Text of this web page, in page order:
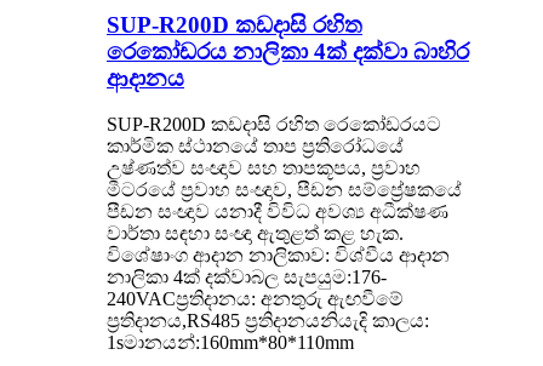
SUP-R200D කඩදාසි රහිත
රෙකෝඩරය නාලිකා 4ක් දක්වා බාහිර
ආදානය
SUP-R200D කඩදාසි රහිත රෙකෝඩරයට
කාර්මික ස්ථානයේ තාප ප්‍රතිරෝධයේ
උෂ්ණත්ව සංඥාව සහ තාපකූපය, ප්‍රවාහ
මීටරයේ ප්‍රවාහ සංඥාව, පීඩන සම්ප්‍රේෂකයේ
පීඩන සංඥාව යනාදී විවිධ අවශ්‍ය අධීක්ෂණ
වාර්තා සඳහා සංඥා ඇතුළත් කළ හැක.
විශේෂාංග ආදාන නාලිකාව: විශ්වීය ආදාන
නාලිකා 4ක් දක්වාබල සැපයුම:176-
240VACප්‍රතිදානය: අනතුරු ඇඟවීමේ
ප්‍රතිදානය,RS485 ප්‍රතිදානයනියැදි කාලය:
1sමානයන්:160mm*80*110mm